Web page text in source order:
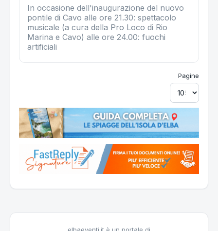
In occasione dell'inaugurazione del nuovo
pontile di Cavo alle ore 21.30: spettacolo
musicale (a cura della Pro Loco di Rio
Marina e Cavo) alle ore 24.00: fuochi
artificiali
Pagine
elbaeventi.it è un portale di